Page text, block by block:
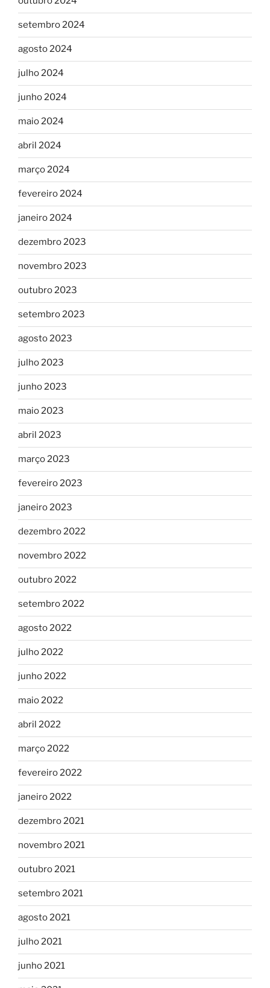
setembro 2024
agosto 2024
julho 2024
junho 2024
maio 2024
abril 2024
março 2024
fevereiro 2024
janeiro 2024
dezembro 2023
novembro 2023
outubro 2023
setembro 2023
agosto 2023
julho 2023
junho 2023
maio 2023
abril 2023
março 2023
fevereiro 2023
janeiro 2023
dezembro 2022
novembro 2022
outubro 2022
setembro 2022
agosto 2022
julho 2022
junho 2022
maio 2022
abril 2022
março 2022
fevereiro 2022
janeiro 2022
dezembro 2021
novembro 2021
outubro 2021
setembro 2021
agosto 2021
julho 2021
junho 2021